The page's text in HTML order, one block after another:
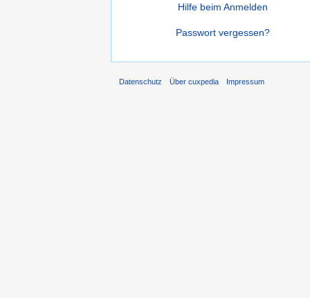
Hilfe beim Anmelden
Passwort vergessen?
Datenschutz Über cuxpedia Impressum